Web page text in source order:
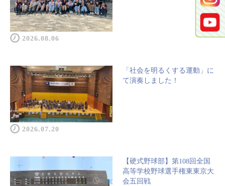
2026.08.06
2026.07.20
「社会を明るくする運動」に
て演奏しました！
【硬式野球部】第108回全国
高等学校野球選手権東東京大
会五回戦